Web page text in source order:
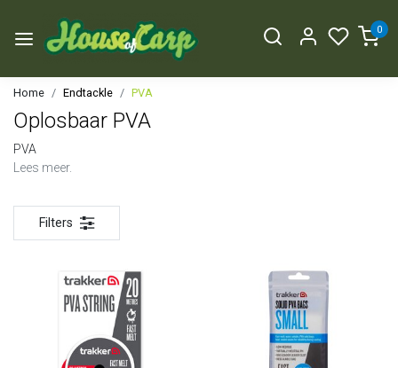
0
Home Endtackle PVA
Oplosbaar PVA
PVA
Lees meer.
Filters